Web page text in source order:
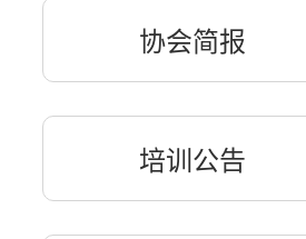
协会简报
培训公告